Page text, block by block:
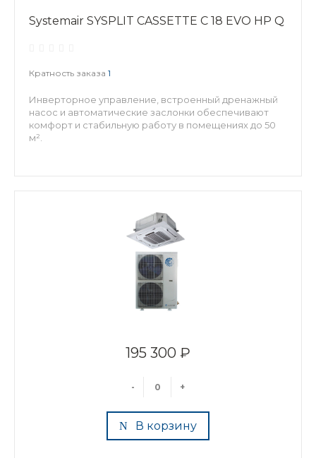
Systemair SYSPLIT CASSETTE C 18 EVO HP Q
Кратность заказа 1
Инверторное управление, встроенный дренажный
насос и автоматические заслонки обеспечивают
комфорт и стабильную работу в помещениях до 50
м².
195 300 ₽
- +
В корзину